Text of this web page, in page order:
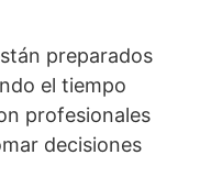
preparados
el tiempo
profesionales
decisiones